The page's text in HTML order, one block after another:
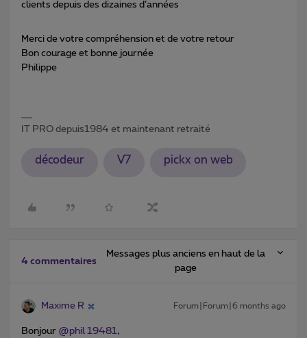
clients depuis des dizaines d’années
Merci de votre compréhension et de votre retour
Bon courage et bonne journée
Philippe
IT PRO depuis1984 et maintenant retraité
décodeur V7 pickx on web
4 commentaires
Messages plus anciens en haut de la
page
Maxime R Forum|Forum|6 months ago
Bonjour ​ @phil 19481,